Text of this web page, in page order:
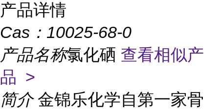
产品详情
Cas： 10025-68-0
产品名称氯化硒 查看相似产
品 >
简介 金锦乐化学自第一家骨